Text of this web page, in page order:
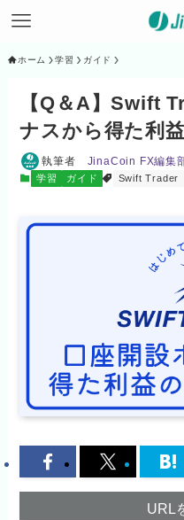
ホーム 学習 ガイド
【Q＆A】Swift
ナスから得た利
学習 ガイド Swift Trader
執筆者 JinaCoin FX編集
URL